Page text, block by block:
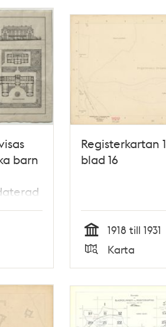
barn
Registerkartan
blad 16
Tid
1918 till 1931
Karta